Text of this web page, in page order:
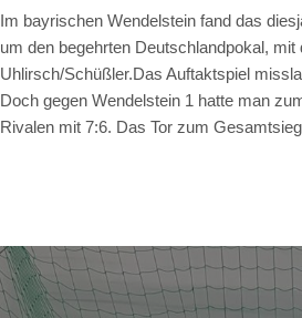
Im bayrischen Wendelstein fand das
um den begehrten Deutschlandpokal,
Uhlirsch/Schüßler.Das Auftaktspiel
Doch gegen Wendelstein 1 hatte man
Rivalen mit 7:6. Das Tor zum